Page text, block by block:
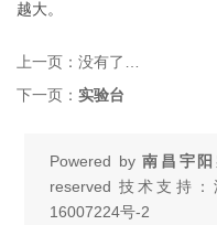
越大。
上一页： 没有了…
下一页： 实验台
Powered by南昌宇
reserved 技术支持
16007224号-2